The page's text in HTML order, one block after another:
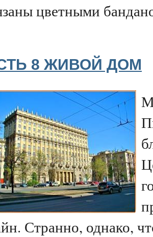
цветными
8 ЖИВОЙ ДОМ
Странно, однако,